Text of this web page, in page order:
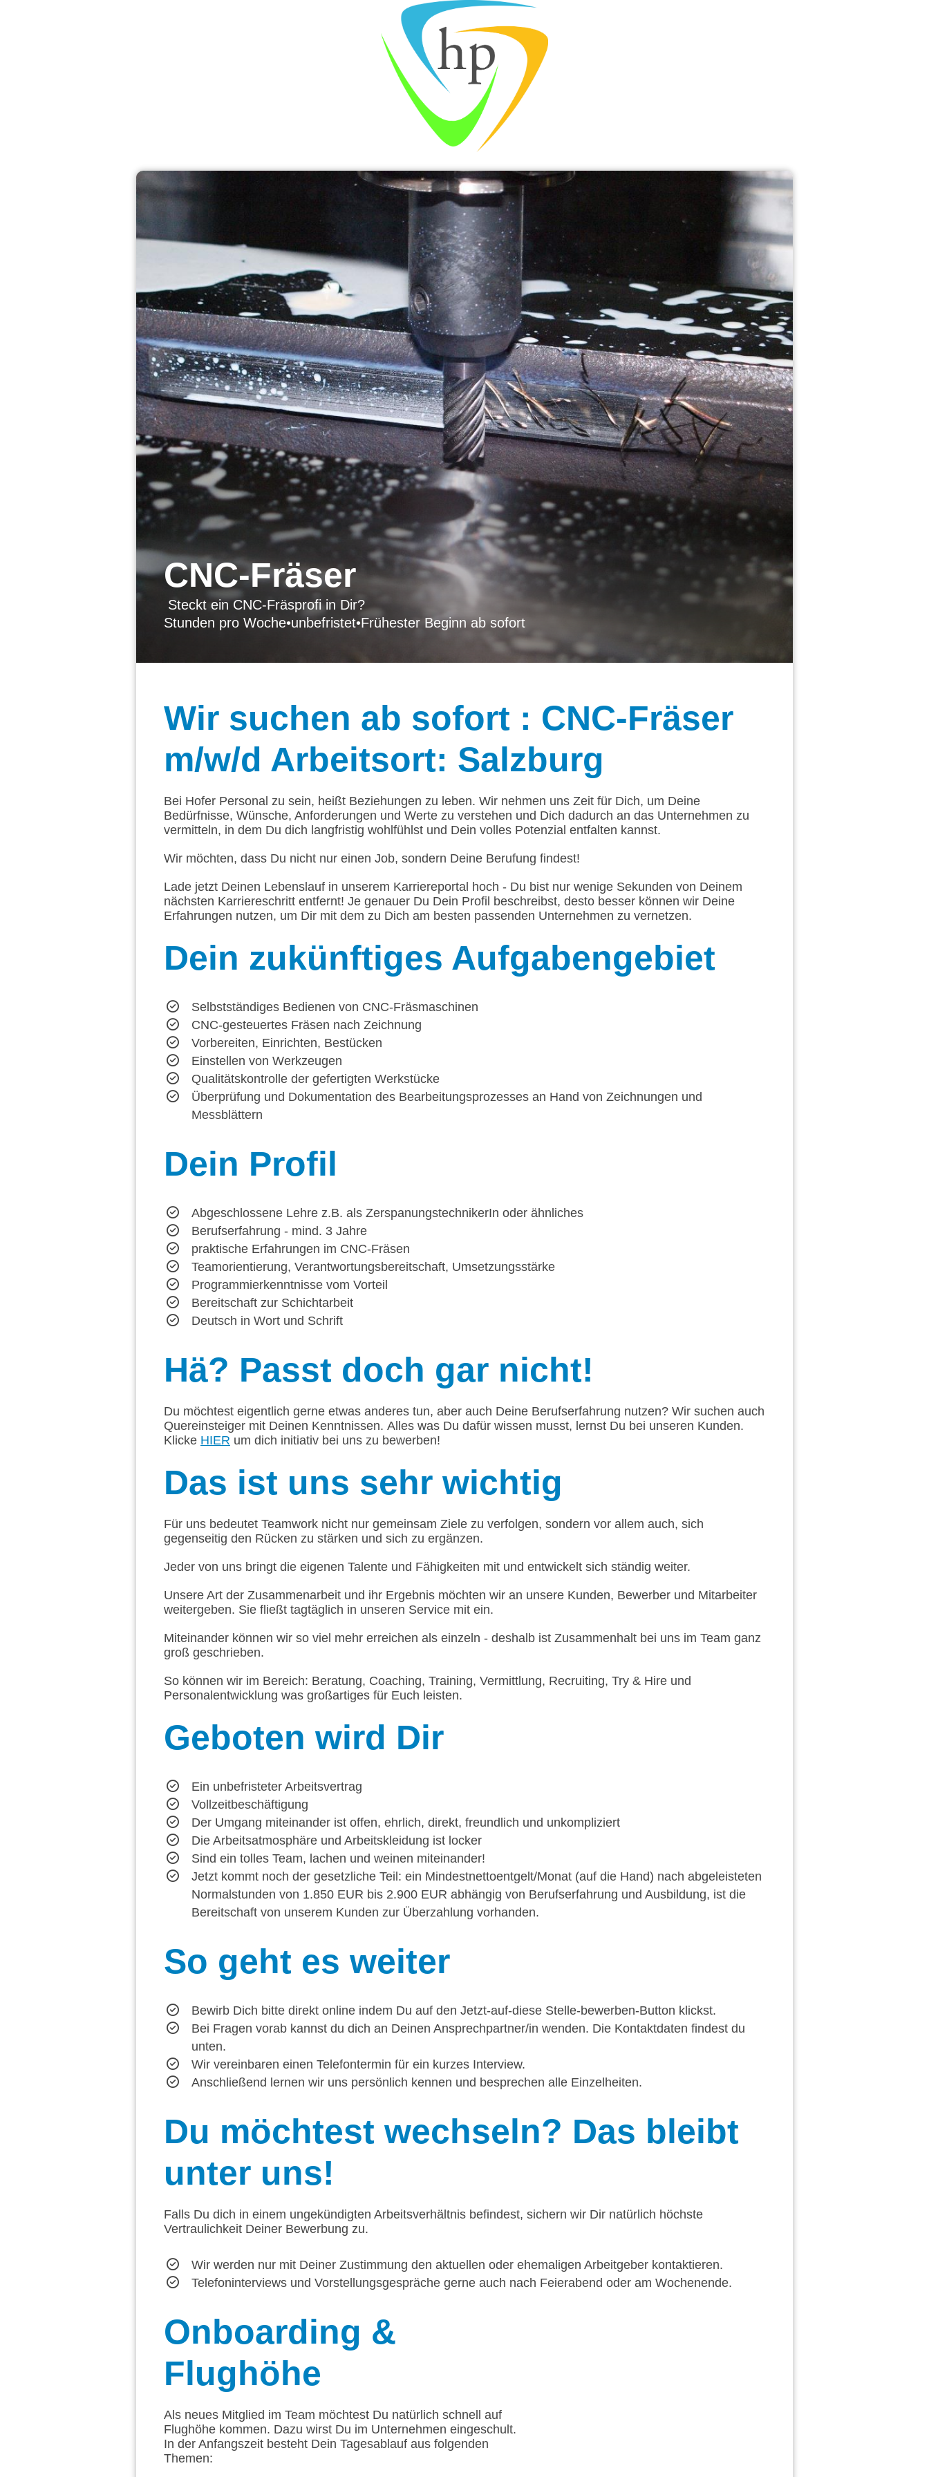
CNC-Fräser
Steckt ein CNC-Fräsprofi in Dir?
Stunden pro Woche•unbefristet•Frühester Beginn ab sofort
Wir suchen ab sofort : CNC-Fräser
m/w/d Arbeitsort: Salzburg
Bei Hofer Personal zu sein, heißt Beziehungen zu leben. Wir nehmen uns Zeit für Dich, um Deine
Bedürfnisse, Wünsche, Anforderungen und Werte zu verstehen und Dich dadurch an das Unternehmen zu
vermitteln, in dem Du dich langfristig wohlfühlst und Dein volles Potenzial entfalten kannst.
Wir möchten, dass Du nicht nur einen Job, sondern Deine Berufung findest!
Lade jetzt Deinen Lebenslauf in unserem Karriereportal hoch - Du bist nur wenige Sekunden von Deinem
nächsten Karriereschritt entfernt! Je genauer Du Dein Profil beschreibst, desto besser können wir Deine
Erfahrungen nutzen, um Dir mit dem zu Dich am besten passenden Unternehmen zu vernetzen.
Dein zukünftiges Aufgabengebiet
Selbstständiges Bedienen von CNC-Fräsmaschinen
CNC-gesteuertes Fräsen nach Zeichnung
Vorbereiten, Einrichten, Bestücken
Einstellen von Werkzeugen
Qualitätskontrolle der gefertigten Werkstücke
Überprüfung und Dokumentation des Bearbeitungsprozesses an Hand von Zeichnungen und
Messblättern
Dein Profil
Abgeschlossene Lehre z.B. als ZerspanungstechnikerIn oder ähnliches
Berufserfahrung - mind. 3 Jahre
praktische Erfahrungen im CNC-Fräsen
Teamorientierung, Verantwortungsbereitschaft, Umsetzungsstärke
Programmierkenntnisse vom Vorteil
Bereitschaft zur Schichtarbeit
Deutsch in Wort und Schrift
Hä? Passt doch gar nicht!
Du möchtest eigentlich gerne etwas anderes tun, aber auch Deine Berufserfahrung nutzen? Wir suchen auch
Quereinsteiger mit Deinen Kenntnissen. Alles was Du dafür wissen musst, lernst Du bei unseren Kunden.
Klicke HIER um dich initiativ bei uns zu bewerben!
Das ist uns sehr wichtig
Für uns bedeutet Teamwork nicht nur gemeinsam Ziele zu verfolgen, sondern vor allem auch, sich
gegenseitig den Rücken zu stärken und sich zu ergänzen.
Jeder von uns bringt die eigenen Talente und Fähigkeiten mit und entwickelt sich ständig weiter.
Unsere Art der Zusammenarbeit und ihr Ergebnis möchten wir an unsere Kunden, Bewerber und Mitarbeiter
weitergeben. Sie fließt tagtäglich in unseren Service mit ein.
Miteinander können wir so viel mehr erreichen als einzeln - deshalb ist Zusammenhalt bei uns im Team ganz
groß geschrieben.
So können wir im Bereich: Beratung, Coaching, Training, Vermittlung, Recruiting, Try & Hire und
Personalentwicklung was großartiges für Euch leisten.
Geboten wird Dir
Ein unbefristeter Arbeitsvertrag
Vollzeitbeschäftigung
Der Umgang miteinander ist offen, ehrlich, direkt, freundlich und unkompliziert
Die Arbeitsatmosphäre und Arbeitskleidung ist locker
Sind ein tolles Team, lachen und weinen miteinander!
Jetzt kommt noch der gesetzliche Teil: ein Mindestnettoentgelt/Monat (auf die Hand) nach abgeleisteten
Normalstunden von 1.850 EUR bis 2.900 EUR abhängig von Berufserfahrung und Ausbildung, ist die
Bereitschaft von unserem Kunden zur Überzahlung vorhanden.
So geht es weiter
Bewirb Dich bitte direkt online indem Du auf den Jetzt-auf-diese Stelle-bewerben-Button klickst.
Bei Fragen vorab kannst du dich an Deinen Ansprechpartner/in wenden. Die Kontaktdaten findest du
unten.
Wir vereinbaren einen Telefontermin für ein kurzes Interview.
Anschließend lernen wir uns persönlich kennen und besprechen alle Einzelheiten.
Du möchtest wechseln? Das bleibt
unter uns!
Falls Du dich in einem ungekündigten Arbeitsverhältnis befindest, sichern wir Dir natürlich höchste
Vertraulichkeit Deiner Bewerbung zu.
Wir werden nur mit Deiner Zustimmung den aktuellen oder ehemaligen Arbeitgeber kontaktieren.
Telefoninterviews und Vorstellungsgespräche gerne auch nach Feierabend oder am Wochenende.
Onboarding &
Flughöhe
Als neues Mitglied im Team möchtest Du natürlich schnell auf
Flughöhe kommen. Dazu wirst Du im Unternehmen eingeschult.
In der Anfangszeit besteht Dein Tagesablauf aus folgenden
Themen: